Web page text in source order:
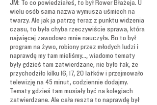
JM: To co powiedziałeś, to był Rower Błażeja. U
wielu osób sama nazwa wymusza uśmiech na
twarzy. Ale jak ja patrzę teraz z punktu widzenia
czasu, to była chyba rzeczywiście sprawa, która
najwięcej zawodowo mnie nauczyła. Bo to był
program na żywo, robiony przez młodych ludzi i
naprawdę my tam mieliśmy..., wiadomo tematy
były gdzieś tam zatwierdzane, nie było tak, że
przychodziło kilku 16, 17, 20 latków i przejmowało
telewizję na 45 minut, codziennie dodajmy.
Tematy gdzieś tam musiały być na kolegiach
zatwierdzane. Ale cała reszta to naprawdę był